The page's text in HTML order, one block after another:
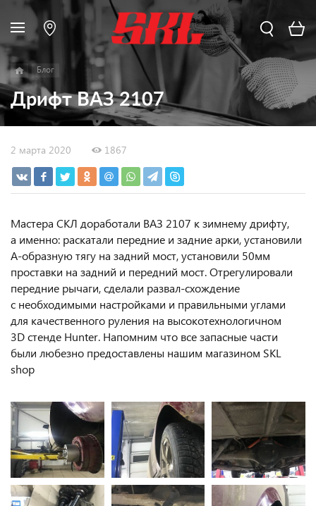
Блог
Дрифт ВАЗ 2107
2 марта 2020 1867
Мастера СКЛ доработали ВАЗ 2107 к зимнему дрифту,
а именно: раскатали передние и задние арки, установили
А-образную тягу на задний мост, установили 50мм
проставки на задний и передний мост. Отрегулировали
передние рычаги, сделали развал-схождение
с необходимыми настройками и правильными углами
для качественного руления на высокотехнологичном
3D стенде Hunter. Напомним что все запасные части
были любезно предоставлены нашим магазином SKL
shop